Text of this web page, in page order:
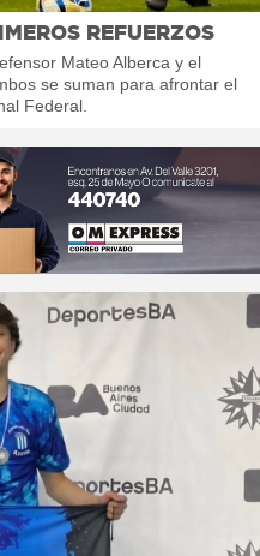
REFUERZOS
Mateo Alberca y el
se suman para afrontar el
Federal.